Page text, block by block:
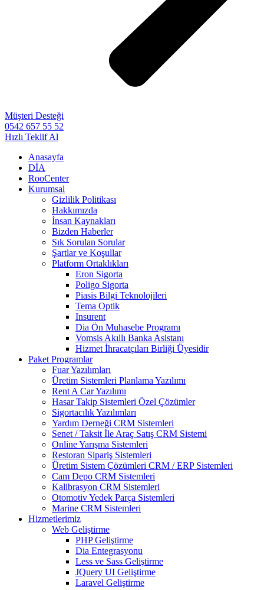
Müşteri Desteği
0542 657 55 52
Hızlı Teklif Al
Anasayfa
DİA
RooCenter
Kurumsal
Gizlilik Politikası
Hakkımızda
İnsan Kaynakları
Bizden Haberler
Sık Sorulan Sorular
Şartlar ve Koşullar
Platform Ortaklıkları
Eron Sigorta
Poligo Sigorta
Piasis Bilgi Teknolojileri
Tema Optik
Insurent
Dia Ön Muhasebe Programı
Vomsis Akıllı Banka Asistanı
Hizmet İhracatçıları Birliği Üyesidir
Paket Programlar
Fuar Yazılımları
Üretim Sistemleri Planlama Yazılımı
Rent A Car Yazılımı
Hasar Takip Sistemleri Özel Çözümler
Sigortacılık Yazılımları
Yardım Derneği CRM Sistemleri
Senet / Taksit İle Araç Satış CRM Sistemi
Online Yarışma Sistemleri
Restoran Sipariş Sistemleri
Üretim Sistem Çözümleri CRM / ERP Sistemleri
Cam Depo CRM Sistemleri
Kalibrasyon CRM Sistemleri
Otomotiv Yedek Parça Sistemleri
Marine CRM Sistemleri
Hizmetlerimiz
Web Geliştirme
PHP Geliştirme
Dia Entegrasyonu
Less ve Sass Geliştirme
JQuery UI Geliştirme
Laravel Geliştirme